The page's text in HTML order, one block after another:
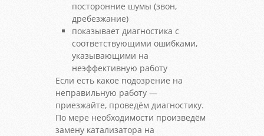
посторонние шумы (звон,
дребезжание)
показывает диагностика с
соответствующими ошибками,
указывающими на
неэффективную работу
Если есть какое подозрение на
неправильную работу —
приезжайте, проведём диагностику.
По мере необходимости произведём
замену катализатора на